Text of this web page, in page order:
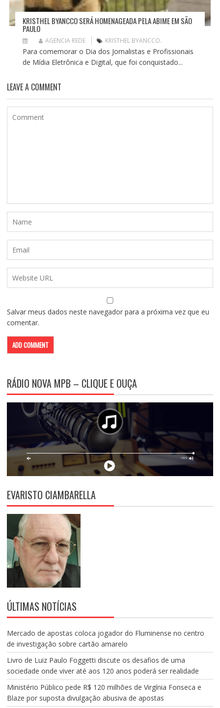
KRISTHEL BYANCCO SERÁ HOMENAGEADA PELA ABIME EM SÃO
PAULO
AGENCIA REDE KRISTHEL BYANCCO.
Para comemorar o Dia dos Jornalistas e Profissionais
de Mídia Eletrônica e Digital, que foi conquistado...
LEAVE A COMMENT
Salvar meus dados neste navegador para a próxima vez que eu
comentar.
RÁDIO NOVA MPB – CLIQUE E OUÇA
EVARISTO CIAMBARELLA
ÚLTIMAS NOTÍCIAS
Mercado de apostas coloca jogador do Fluminense no centro
de investigação sobre cartão amarelo
Livro de Luiz Paulo Foggetti discute os desafios de uma
sociedade onde viver até aos 120 anos poderá ser realidade
Ministério Público pede R$ 120 milhões de Virgínia Fonseca e
Blaze por suposta divulgação abusiva de apostas